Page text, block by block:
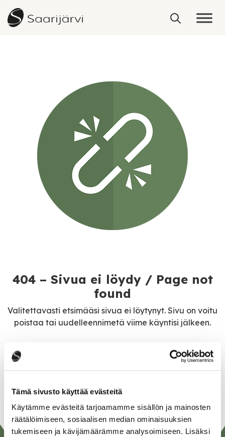
Tämä sivusto käyttää evästeitä
Käytämme evästeitä tarjoamamme sisällön ja mainosten
räätälöimiseen, sosiaalisen median ominaisuuksien
tukemiseen ja kävijämäärämme analysoimiseen. Lisäksi
Skip to content
404 – Sivua ei löydy / Page not
found
Valitettavasti etsimääsi sivua ei löytynyt. Sivu on voitu
poistaa tai uudelleennimetä viime käyntisi jälkeen.